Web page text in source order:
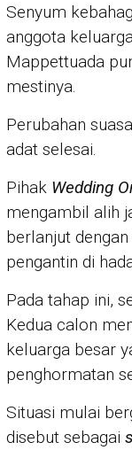
Senyum
anggota
Mappettuada
mestinya.
Perubahan
adat selesai.
Pihak Wedding
mengambil alih
berlanjut
pengantin di
Pada tahap ini,
Kedua calon
keluarga besar
penghormatan
Situasi mulai
disebut sebagai